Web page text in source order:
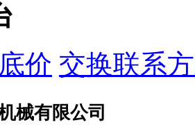
价 交换联系
械有限公司